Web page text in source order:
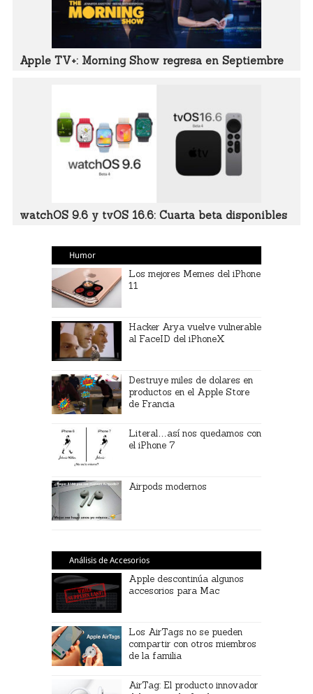
Apple TV+: Morning Show regresa en Septiembre
watchOS 9.6 y tvOS 16.6: Cuarta beta disponibles
Humor
Los mejores Memes del iPhone
11
Hacker Arya vuelve vulnerable
al FaceID del iPhoneX
Destruye miles de dolares en
productos en el Apple Store
de Francia
Literal…así nos quedamos con
el iPhone 7
Airpods modernos
Análisis de Accesorios
Apple descontinúa algunos
accesorios para Mac
Los AirTags no se pueden
compartir con otros miembros
de la familia
AirTag: El producto innovador